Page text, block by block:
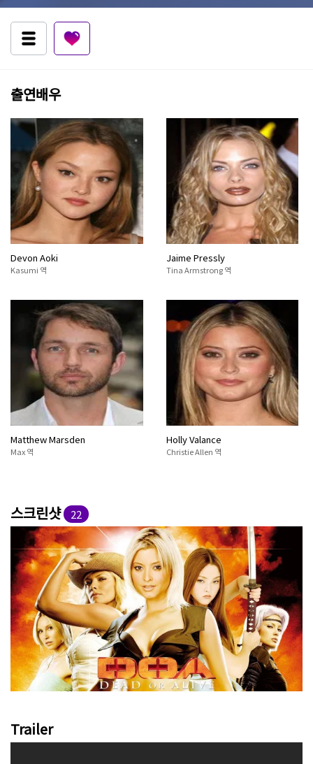
출연배우
Devon Aoki
Kasumi 역
Jaime Pressly
Tina Armstrong 역
Matthew Marsden
Max 역
Holly Valance
Christie Allen 역
스크린샷 22
Trailer